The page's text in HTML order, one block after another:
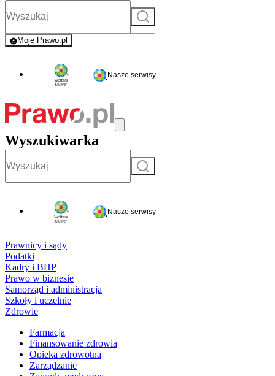
Szukaj
Moje Prawo.pl
- rejestracja i logowanie do serwisu
Nasze serwisy
Wyszukiwarka
Szukaj
Nasze serwisy
Prawnicy i sądy
Podatki
Kadry i BHP
Prawo w biznesie
Samorząd i administracja
Szkoły i uczelnie
Zdrowie
Farmacja
Finansowanie zdrowia
Opieka zdrowotna
Zarządzanie